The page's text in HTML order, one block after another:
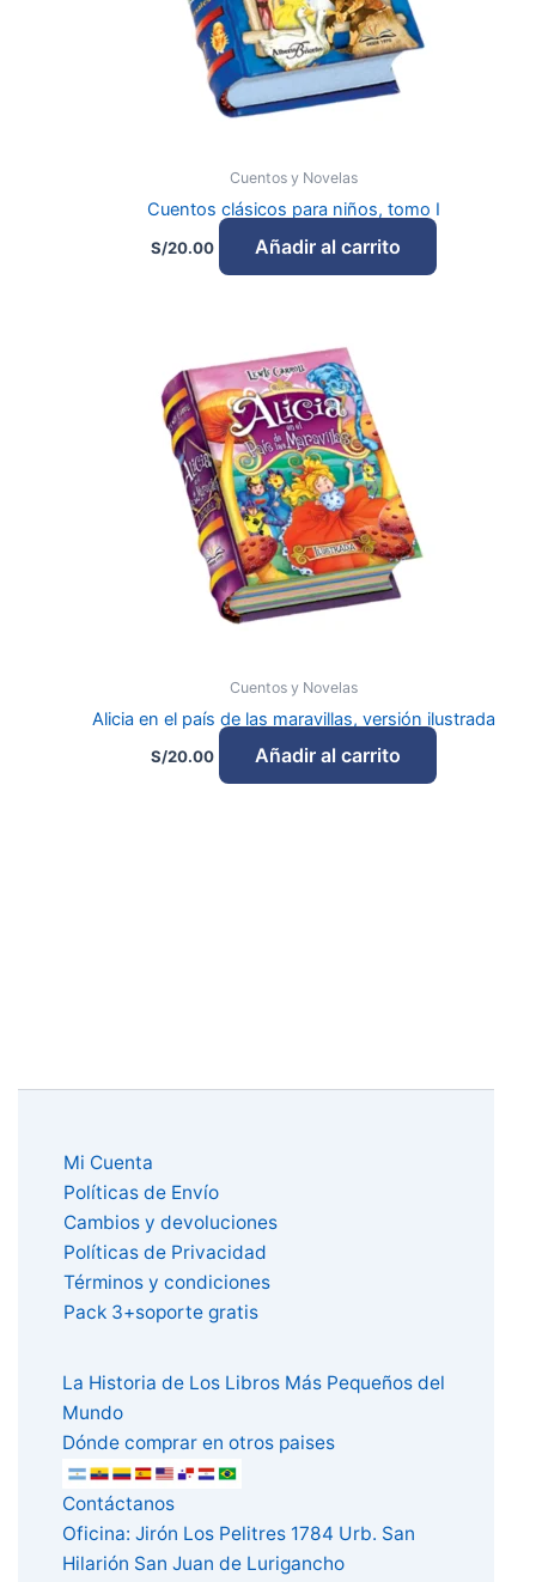
Cuentos y Novelas
Cuentos clásicos para niños, tomo I
S/20.00 Añadir al carrito
Cuentos y Novelas
Alicia en el país de las maravillas, versión ilustrada
S/20.00 Añadir al carrito
Mi Cuenta
Políticas de Envío
Cambios y devoluciones
Políticas de Privacidad
Términos y condiciones
Pack 3+soporte gratis
La Historia de Los Libros Más Pequeños del
Mundo
Dónde comprar en otros paises
Contáctanos
Oficina: Jirón Los Pelitres 1784 Urb. San
Hilarión San Juan de Lurigancho